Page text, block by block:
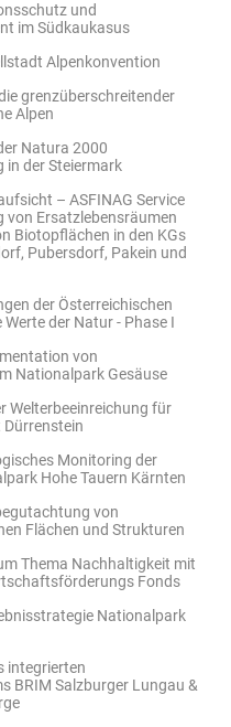
und
im Südkaukasus
Alpenkonvention
grenzüberschreitender
Alpen
Natura 2000
in der Steiermark
– ASFINAG Service
von Ersatzlebensräumen
Biotopflächen in den KGs
Pubersdorf, Pakein und
der Österreichischen
der Natur - Phase I
von
Nationalpark Gesäuse
Welterbeeinreichung für
Dürrenstein
Monitoring der
Hohe Tauern Kärnten
von
Flächen und Strukturen
Thema Nachhaltigkeit mit
Fonds
Nationalpark
integrierten
BRIM Salzburger Lungau &